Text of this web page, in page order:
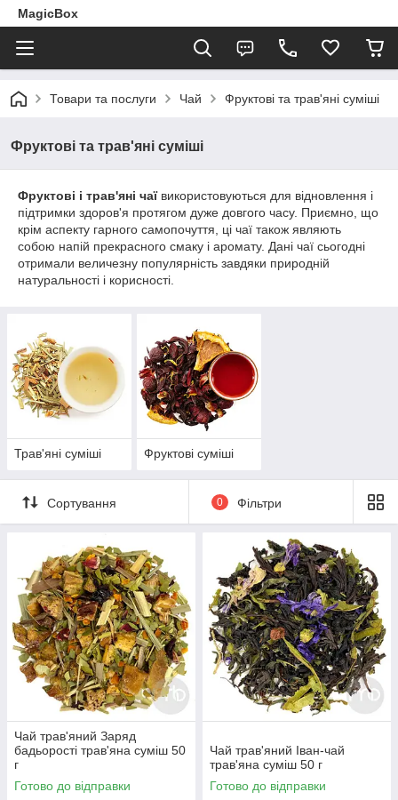
MagicBox
Товари та послуги Чай Фруктові та трав'яні суміші
Фруктові та трав'яні суміші
Фруктові і трав'яні чаївикористовуються для відновлення і
підтримки здоров'я протягом дуже довгого часу. Приємно, що
крім аспекту гарного самопочуття, ці чаї також являють
собою напій прекрасного смаку і аромату. Дані чаї сьогодні
отримали величезну популярність завдяки природній
натуральності і корисності.
Трав'яні суміші Фруктові суміші
Сортування 0 Фільтри
Чай трав'яний Заряд
бадьорості трав'яна суміш 50
г
Готово до відправки
Чай трав'яний Іван-чай
трав'яна суміш 50 г
Готово до відправки